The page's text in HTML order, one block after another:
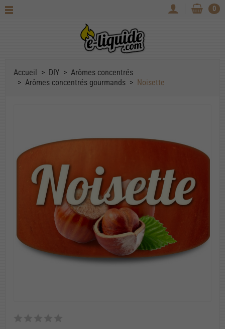
0
Accueil DIY
Arômes concentrés
Arômes concentrés gourmands
Noisette